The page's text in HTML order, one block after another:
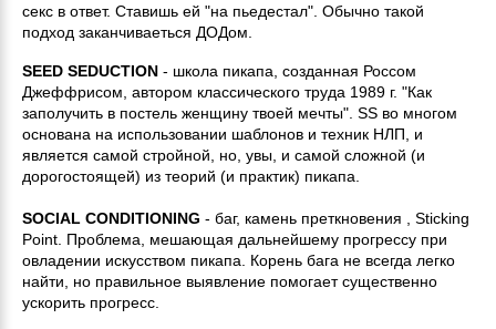
секс в ответ. Ставишь ей "на пьедестал". Обычно такой
подход заканчиваеться ДОДом.
SEED SEDUCTION - школа пикапа, созданная Россом
Джеффрисом, автором классического труда 1989 г. "Как
заполучить в постель женщину твоей мечты". SS во многом
основана на использовании шаблонов и техник НЛП, и
является самой стройной, но, увы, и самой сложной (и
дорогостоящей) из теорий (и практик) пикапа.
SOCIAL CONDITIONING - баг, камень преткновения , Sticking
Point. Проблема, мешающая дальнейшему прогрессу при
овладении искусством пикапа. Корень бага не всегда легко
найти, но правильное выявление помогает существенно
ускорить прогресс.